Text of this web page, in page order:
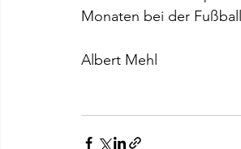
Monaten bei der
Albert Mehl